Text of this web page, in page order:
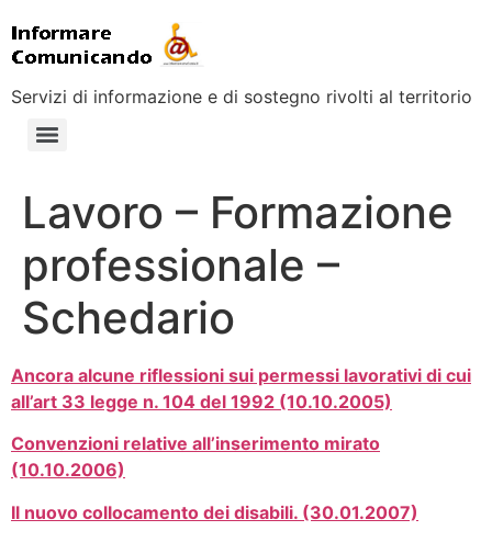
Servizi di informazione e di sostegno rivolti al territorio
Lavoro – Formazione
professionale –
Schedario
Ancora alcune riflessioni sui permessi lavorativi di cui
all’art 33 legge n. 104 del 1992 (10.10.2005)
Convenzioni relative all’inserimento mirato
(10.10.2006)
Il nuovo collocamento dei disabili. (30.01.2007)